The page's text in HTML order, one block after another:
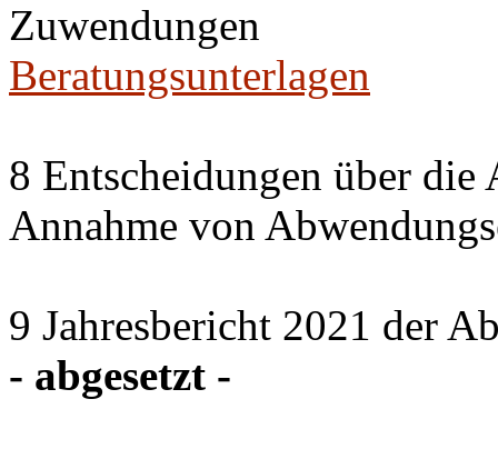
Zuwendungen
Beratungsunterlagen
8 Entscheidungen über
Annahme von
9 Jahresbericht 2021 der
- abgesetzt -